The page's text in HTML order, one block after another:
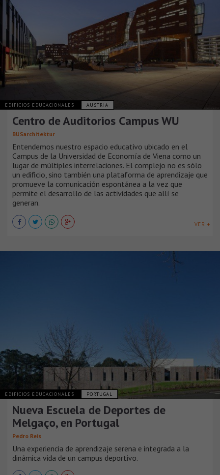
EDIFICIOS EDUCACIONALES AUSTRIA
Centro de Auditorios Campus WU
BUSarchitektur
Entendemos nuestro espacio educativo ubicado en el
Campus de la Universidad de Economía de Viena como un
lugar de múltiples interrelaciones. El complejo no es sólo
un edificio, sino también una plataforma de aprendizaje que
promueve la comunicación espontánea a la vez que
permite el desarrollo de las actividades que allí se
generan.
VER +
EDIFICIOS EDUCACIONALES PORTUGAL
Nueva Escuela de Deportes de
Melgaço, en Portugal
Pedro Reis
Una experiencia de aprendizaje serena e integrada a la
dinámica vida de un campus deportivo.